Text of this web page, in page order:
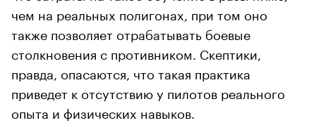
чем на реальных полигонах, при том оно
также позволяет отрабатывать боевые
столкновения с противником. Скептики,
правда, опасаются, что такая практика
приведет к отсутствию у пилотов реального
опыта и физических навыков.